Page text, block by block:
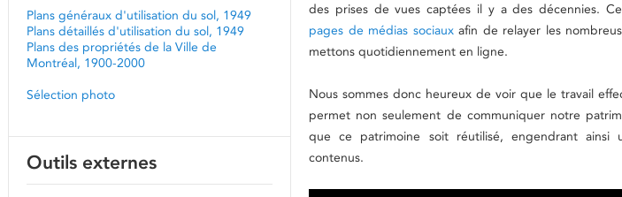
des prises de vues captées il y a des décennies.
pages de médias sociauxafin de relayer les
mettons quotidiennement en ligne.
Nous sommes donc heureux de voir que le travail
permet non seulement de communiquer notre
que ce patrimoine soit réutilisé, engendrant ainsi
contenus.
Plans généraux d'utilisation du sol, 1949
Plans détaillés d'utilisation du sol, 1949
Plans des propriétés de la Ville de
Montréal, 1900-2000
Sélection photo
Outils externes